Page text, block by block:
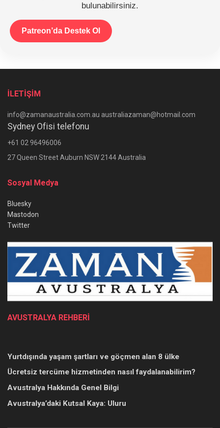
bulunabilirsiniz.
Patreon’da Destek Ol
İLETİŞİM
info@zamanaustralia.com.au australiazaman@hotmail.com
Sydney Ofisi telefonu
+61 02 96496006
27 Queen Street Auburn NSW 2144 Australia
Sosyal Medya
Bluesky
Mastodon
Twitter
AVUSTRALYA REHBERİ
Yurtdışında yaşam şartları ve göçmen alan 8 ülke
Ücretsiz tercüme hizmetinden nasıl faydalanabilirim?
Avustralya Hakkında Genel Bilgi
Avustralya’daki Kutsal Kaya: Uluru